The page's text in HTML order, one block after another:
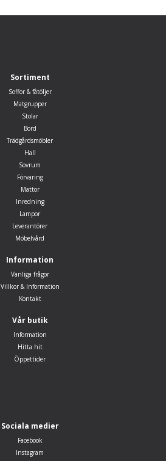
Sortiment
Soffor & fåtöljer
Matgrupper
Stolar
Bord
Trädgårdsmöbler
Hall
Sovrum
Förvaring
Mattor
Inredning
Lampor
Leverantörer
Möbelvård
Information
Vanliga frågor
Villkor & Information
Kontakt
Vår butik
Information
Hitta hit
Öppettider
Sociala medier
Facebook
Instagram